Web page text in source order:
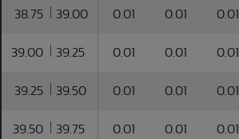
38.75 39.00 0.01 0.01 0.01
39.00 39.25 0.01 0.01 0.01
39.25 39.50 0.01 0.01 0.01
39.50 39.75 0.01 0.01 0.01